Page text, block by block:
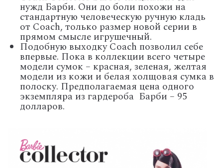
нужд Барби. Они до боли похожи на
стандартную человеческую ручную кладь
от Coach, только размер новой серии в
прямом смысле игрушечный.
Подобную выходку Coach позволил себе
впервые. Пока в коллекции всего четыре
модели сумок – красная, зеленая, желтая
модели из кожи и белая холщовая сумка в
полоску. Предполагаемая цена одного
экземпляра из гардероба Барби – 95
долларов.